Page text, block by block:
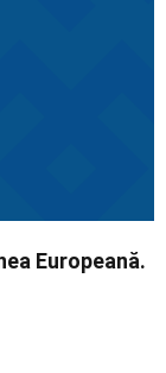
Europeană.